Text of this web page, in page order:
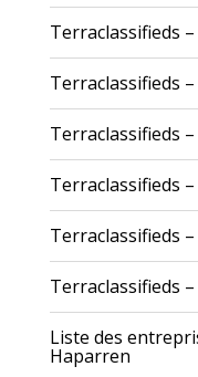
Terraclassifieds
Terraclassifieds
Terraclassifieds
Terraclassifieds
Terraclassifieds
Terraclassifieds
Liste des
Haparren